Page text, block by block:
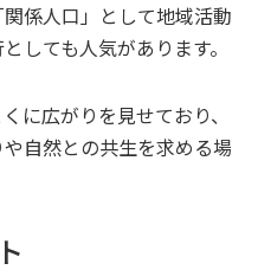
係人口」として地域活動
しても人気があります。
に広がりを見せており、
自然との共生を求める場